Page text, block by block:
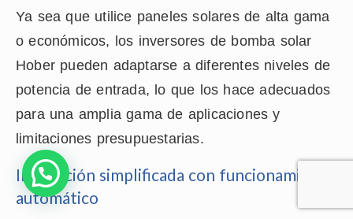
Ya sea que utilice paneles solares de alta gama
o económicos, los inversores de bomba solar
Hober pueden adaptarse a diferentes niveles de
potencia de entrada, lo que los hace adecuados
para una amplia gama de aplicaciones y
limitaciones presupuestarias.
Instalación simplificada con funcionamiento
automático